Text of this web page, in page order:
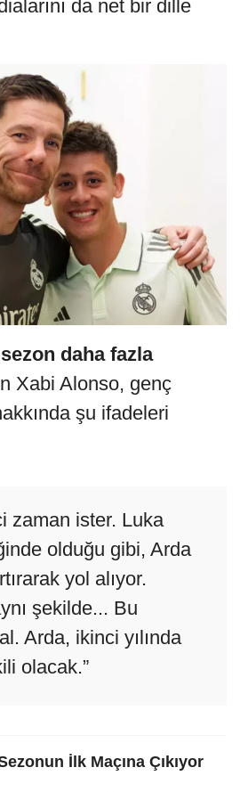
da net bir dille
daha fazla
Xabi Alonso, genç
şu ifadeleri
zaman ister. Luka
olduğu gibi, Arda
yol alıyor.
şekilde... Bu
Arda, ikinci yılında
olacak.”
İlk Maçına Çıkıyor